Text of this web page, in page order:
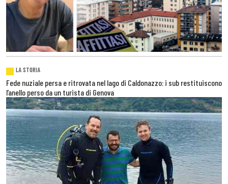
LA STORIA
Fede nuziale persa e ritrovata nel lago di Caldonazzo: i sub restituiscono
l’anello perso da un turista di Genova